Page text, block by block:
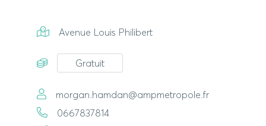
Avenue Louis Philibert
Gratuit
morgan.hamdan@ampmetropole.fr
0667837814